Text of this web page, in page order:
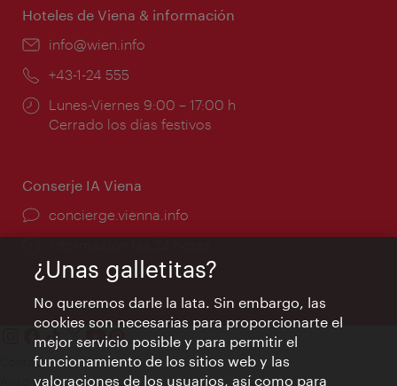
Hoteles de Viena & información
e-
info@wien.info
Teléfono:
+43-1-24 555
Horarios
de
Lunes-Viernes 9:00 – 17:00 h
Cerrado los días festivos
Conserje IA Viena
concierge.vienna.info
Contacto
Aviso legal
¿Unas galletitas?
No queremos darle la lata. Sin embargo, las
cookies son necesarias para proporcionarte el
mejor servicio posible y para permitir el
funcionamiento de los sitios web y las
valoraciones de los usuarios, así como para